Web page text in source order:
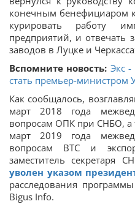
конечным бенефициаром
курировать работу
предприятий, и отвечать
заводов в Луцке и
Вспомните новость: Экс
стать премьер-министром
Как сообщалось,
март 2018 года
вопросам ОПК при СНБО, а
март 2019 года
вопросам ВТС и
заместитель секретаря
уволен указом
расследования
Bigus Info.